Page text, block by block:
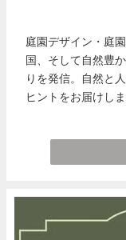
庭園デザイン・庭
国、そして自然豊
りを発信。自然と
ヒントをお届けしま